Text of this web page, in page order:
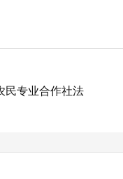
民专业合作社法